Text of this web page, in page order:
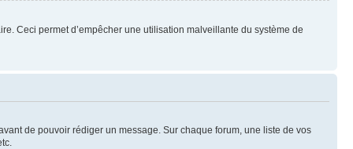
Ceci permet d’empêcher une utilisation malveillante du système de
de pouvoir rédiger un message. Sur chaque forum, une liste de vos